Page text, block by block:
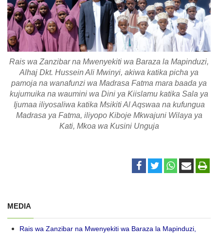
Rais wa Zanzibar na Mwenyekiti wa Baraza la Mapinduzi,
Alhaj Dkt. Hussein Ali Mwinyi, akiwa katika picha ya
pamoja na wanafunzi wa Madrasa Fatma mara baada ya
kujumuika na waumini wa Dini ya Kiislamu katika Sala ya
Ijumaa iliyosaliwa katika Msikiti Al Aqswaa na kufungua
Madrasa ya Fatma, iliyopo Kiboje Mkwajuni Wilaya ya
Kati, Mkoa wa Kusini Unguja
MEDIA
Rais wa Zanzibar na Mwenyekiti wa Baraza la Mapinduzi,